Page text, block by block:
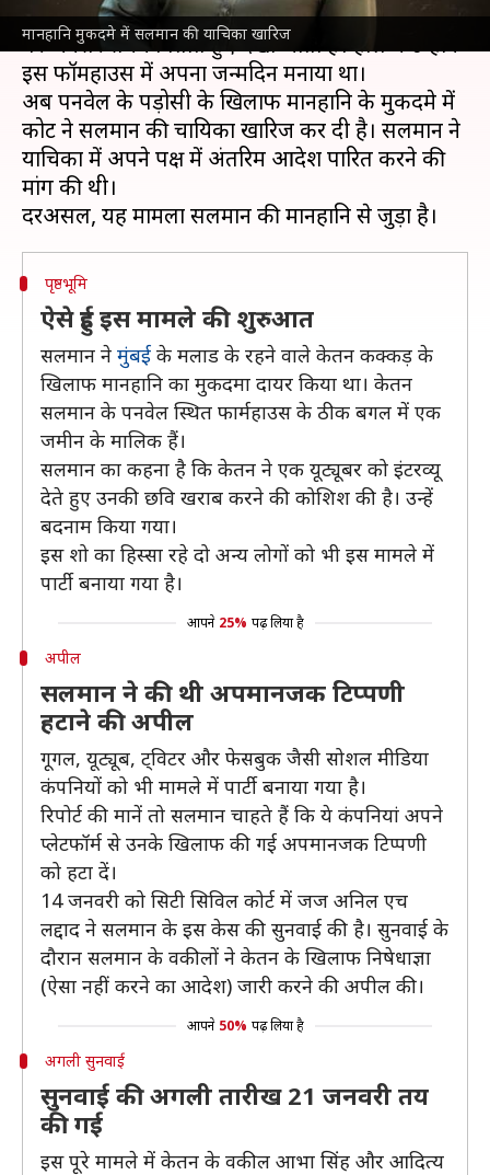
मानहानि मुकदमे में सलमान की याचिका खारिज
सलमान खानको मुंबई के पनवेल स्थित उनके फार्महाउस
पर अक्सर समय बिताते हुए देखा जाता है। हाल में उन्होंने
इस फॉर्महाउस में अपना जन्मदिन मनाया था।
अब पनवेल के पड़ोसी के खिलाफ मानहानि के मुकदमे में
कोर्ट ने सलमान की चायिका खारिज कर दी है। सलमान ने
याचिका में अपने पक्ष में अंतरिम आदेश पारित करने की
मांग की थी।
पृष्ठभूमि
ऐसे हुई इस मामले की शुरुआत
सलमान ने मुंबई के मलाड के रहने वाले केतन कक्कड़ के
खिलाफ मानहानि का मुकदमा दायर किया था। केतन
सलमान के पनवेल स्थित फार्महाउस के ठीक बगल में एक
जमीन के मालिक हैं।
सलमान का कहना है कि केतन ने एक यूट्यूबर को इंटरव्यू
देते हुए उनकी छवि खराब करने की कोशिश की है। उन्हें
बदनाम किया गया।
इस शो का हिस्सा रहे दो अन्य लोगों को भी इस मामले में
पार्टी बनाया गया है।
आपने 25% पढ़ लिया है
अपील
सलमान ने की थी अपमानजक टिप्पणी
हटाने की अपील
गूगल, यूट्यूब, ट्विटर और फेसबुक जैसी सोशल मीडिया
कंपनियों को भी मामले में पार्टी बनाया गया है।
रिपोर्ट की मानें तो सलमान चाहते हैं कि ये कंपनियां अपने
प्लेटफॉर्म से उनके खिलाफ की गई अपमानजक टिप्पणी
को हटा दें।
14 जनवरी को सिटी सिविल कोर्ट में जज अनिल एच
लद्दाद ने सलमान के इस केस की सुनवाई की है। सुनवाई के
दौरान सलमान के वकीलों ने केतन के खिलाफ निषेधाज्ञा
(ऐसा नहीं करने का आदेश) जारी करने की अपील की।
आपने 50% पढ़ लिया है
अगली सुनवाई
सुनवाई की अगली तारीख 21 जनवरी तय
की गई
इस पूरे मामले में केतन के वकील आभा सिंह और आदित्य